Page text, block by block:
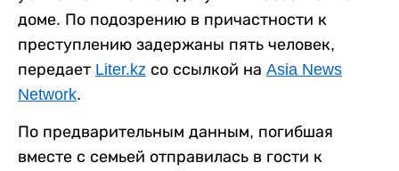
доме. По подозрению в причастности к
преступлению задержаны пять человек,
передает Liter.kz со ссылкой на Asia News
Network.
По предварительным данным, погибшая
вместе с семьей отправилась в гости к